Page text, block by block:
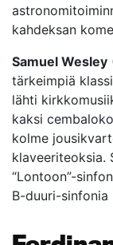
kahdeksan
Samuel Wesley
tärkeimpiä
lähti
kaksi
kolme
klaveeriteoksia.
“Lontoon”-
B-duuri-sinfonia